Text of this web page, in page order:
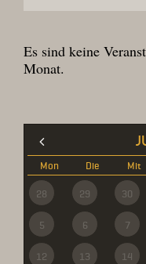
Es sind keine
Monat.
Mon Die Mit
28 29 30
5 6 7
12 13 14